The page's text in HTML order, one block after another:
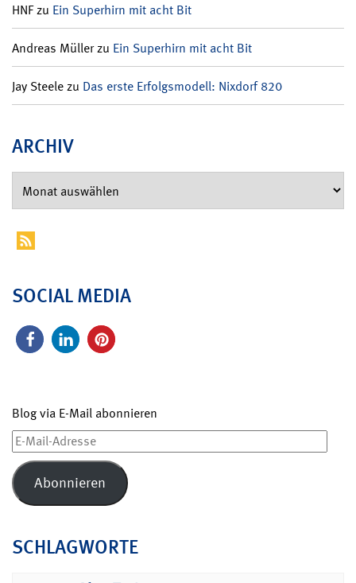
HNFzu Ein Superhirn mit acht Bit
Andreas Müllerzu Ein Superhirn mit acht Bit
Jay Steelezu Das erste Erfolgsmodell: Nixdorf 820
ARCHIV
SOCIAL MEDIA
Blog via E-Mail abonnieren
E-
Mail-
Adresse
Abonnieren
SCHLAGWORTE